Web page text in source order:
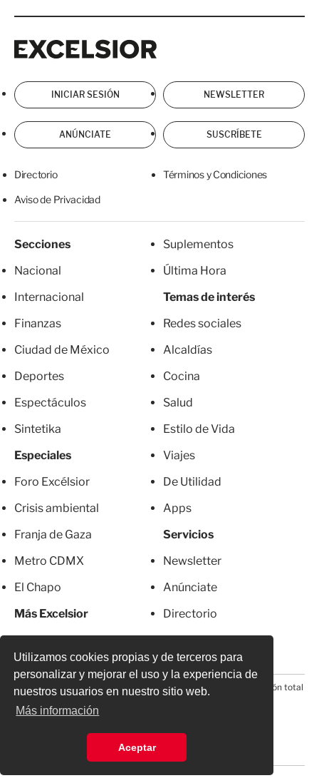
Utilizamos cookies propias y de terceros para
personalizar y mejorar el uso y la experiencia de
nuestros usuarios en nuestro sitio web.
Más información
Aceptar
INICIAR SESIÓN NEWSLETTER
ANÚNCIATE SUSCRÍBETE
Directorio Términos y Condiciones
Aviso de Privacidad
Secciones
Nacional
Internacional
Finanzas
Ciudad de México
Deportes
Espectáculos
Sintetika
Especiales
Foro Excélsior
Crisis ambiental
Franja de Gaza
Metro CDMX
El Chapo
Más Excelsior
Suplementos
Última Hora
Temas de interés
Redes sociales
Alcaldías
Cocina
Salud
Estilo de Vida
Viajes
De Utilidad
Apps
Servicios
Newsletter
Anúnciate
Directorio
© 2026 Todos los derechos reservados. Prohibida la reproducción total
o parcial, incluyendo cualquier medio electrónico*